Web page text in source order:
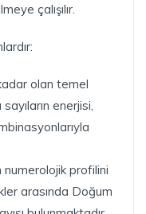
çalışılır.
olan temel
enerjisi,
numerolojik profilini
arasında Doğum